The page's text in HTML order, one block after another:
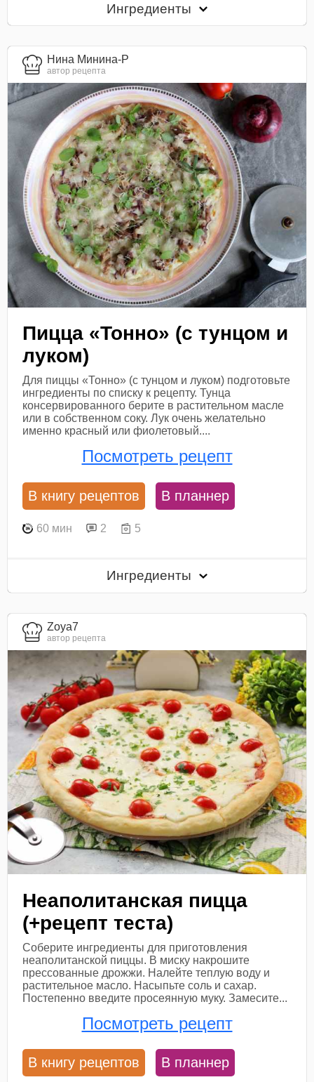
Ингредиенты
Нина Минина-Р
автор рецепта
Пицца «Тонно» (с тунцом и
луком)
Для пиццы «Тонно» (с тунцом и луком) подготовьте
ингредиенты по списку к рецепту. Тунца
консервированного берите в растительном масле
или в собственном соку. Лук очень желательно
именно красный или фиолетовый....
Посмотреть рецепт
В книгу рецептов В планнер
60 мин 2 5
Ингредиенты
Zoya7
автор рецепта
Неаполитанская пицца
(+рецепт теста)
Соберите ингредиенты для приготовления
неаполитанской пиццы. В миску накрошите
прессованные дрожжи. Налейте теплую воду и
растительное масло. Насыпьте соль и сахар.
Постепенно введите просеянную муку. Замесите...
Посмотреть рецепт
В книгу рецептов В планнер